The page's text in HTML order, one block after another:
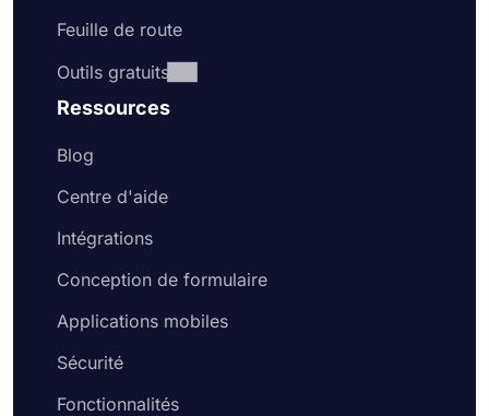
Feuille de route
Outils gratuits
Ressources
Blog
Centre d'aide
Intégrations
Conception de formulaire
Applications mobiles
Sécurité
Fonctionnalités